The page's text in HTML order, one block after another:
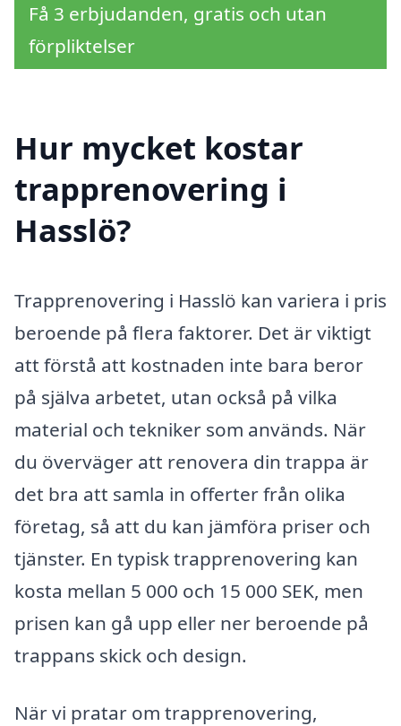
Få 3 erbjudanden, gratis och utan
förpliktelser
Hur mycket kostar
trapprenovering i
Hasslö?
Trapprenovering i Hasslö kan variera i pris
beroende på flera faktorer. Det är viktigt
att förstå att kostnaden inte bara beror
på själva arbetet, utan också på vilka
material och tekniker som används. När
du överväger att renovera din trappa är
det bra att samla in offerter från olika
företag, så att du kan jämföra priser och
tjänster. En typisk trapprenovering kan
kosta mellan 5 000 och 15 000 SEK, men
prisen kan gå upp eller ner beroende på
trappans skick och design.
När vi pratar om trapprenovering,